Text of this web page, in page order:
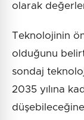
olarak
Teknolojinin
olduğunu
sondaj
2035 yılına